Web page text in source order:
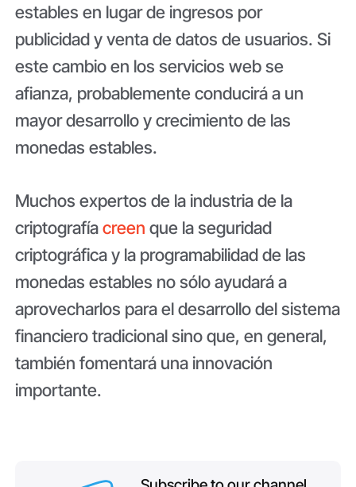
estables en lugar de ingresos por
publicidad y venta de datos de usuarios. Si
este cambio en los servicios web se
afianza, probablemente conducirá a un
mayor desarrollo y crecimiento de las
monedas estables.
Muchos expertos de la industria de la
criptografíacreen que la seguridad
criptográfica y la programabilidad de las
monedas estables no sólo ayudará a
aprovecharlos para el desarrollo del sistema
financiero tradicional sino que, en general,
también fomentará una innovación
importante.